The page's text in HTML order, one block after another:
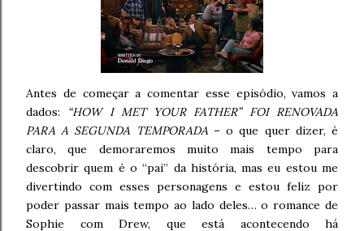
Antes de começar a comentar esse episódio, vamos a
dados: “HOW I MET YOUR FATHER” FOI RENOVADA
PARA A SEGUNDA TEMPORADA– o que quer dizer, é
claro, que demoraremos muito mais tempo para
descobrir quem é o “pai” da história, mas eu estou me
divertindo com esses personagens e estou feliz por
poder passar mais tempo ao lado deles… o romance de
Sophie com Drew, que está acontecendo há